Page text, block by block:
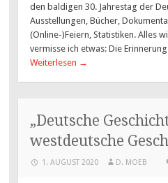
den baldigen 30. Jahrestag der
Ausstellungen, Bücher,
(Online-)Feiern, Statistiken. Alles
vermisse ich etwas: Die
Weiterlesen →
„Deutsche
westdeutsche
1. AUGUST 2020 D. MOEB